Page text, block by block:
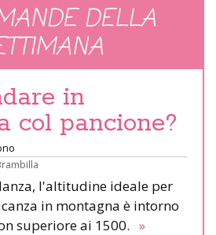
DELLA
in
col pancione?
l'altitudine ideale per
in montagna è intorno
superiore ai 1500. »